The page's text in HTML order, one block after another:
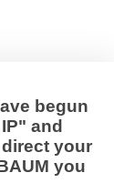
begun
and
your
you